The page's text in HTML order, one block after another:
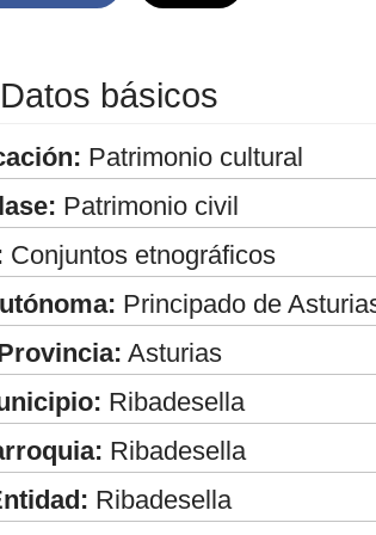
Datos básicos
Patrimonio cultural
Patrimonio civil
Conjuntos etnográficos
Principado de
Asturias
Ribadesella
Ribadesella
Ribadesella